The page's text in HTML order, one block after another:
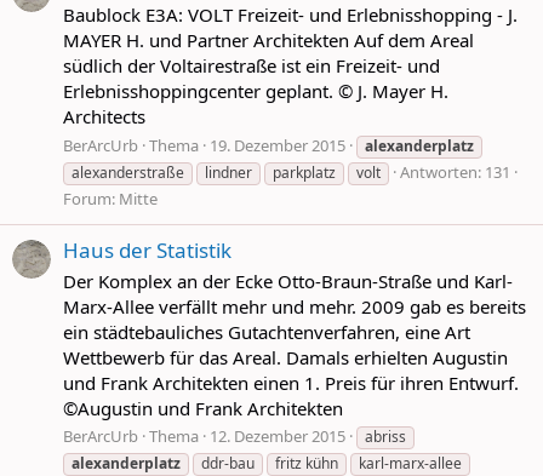
Baublock E3A: VOLT Freizeit- und Erlebnisshopping - J.
MAYER H. und Partner Architekten Auf dem Areal
südlich der Voltairestraße ist ein Freizeit- und
Erlebnisshoppingcenter geplant. © J. Mayer H.
Architects
BerArcUrb Thema 19. Dezember 2015
alexanderplatz
alexanderstraße
lindner parkplatz volt
Antworten: 131
Forum: Mitte
Haus der Statistik
Der Komplex an der Ecke Otto-Braun-Straße und Karl-
Marx-Allee verfällt mehr und mehr. 2009 gab es bereits
ein städtebauliches Gutachtenverfahren, eine Art
Wettbewerb für das Areal. Damals erhielten Augustin
und Frank Architekten einen 1. Preis für ihren Entwurf.
©Augustin und Frank Architekten
BerArcUrb Thema 12. Dezember 2015
abriss
alexanderplatz
ddr-bau fritz kühn
karl-marx-allee